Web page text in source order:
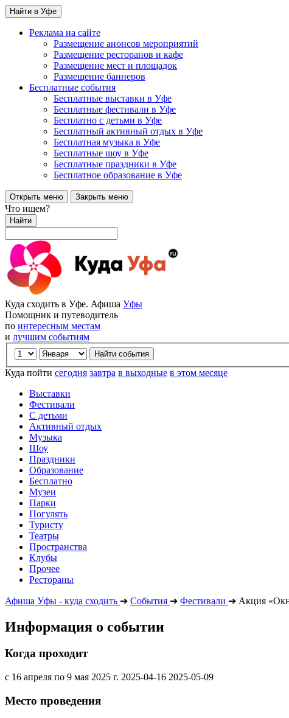
Найти в Уфе
Реклама на сайте
Размещение анонсов мероприятий
Размещение ресторанов и кафе
Размещение мест и площадок
Размещение баннеров
Бесплатные события
Бесплатные выставки в Уфе
Бесплатные фестивали в Уфе
Бесплатно с детьми в Уфе
Бесплатный активный отдых в Уфе
Бесплатная музыка в Уфе
Бесплатные шоу в Уфе
Бесплатные праздники в Уфе
Бесплатное образование в Уфе
Открыть меню Закрыть меню
Что ищем?
Найти
Куда сходить в Уфе. Афиша Уфы
Помощник и путеводитель
по интересным местам
и лучшим событиям
Куда пойти сегодня завтра в выходные в этом месяце
Выставки
Фестивали
С детьми
Активный отдых
Музыка
Шоу
Праздники
Образование
Бесплатно
Музеи
Парки
Погулять
Туристу
Театры
Пространства
Клубы
Прочее
Рестораны
Афиша Уфы - куда сходить ➔ События ➔ Фестивали ➔ Акция
Информация о событии
Когда проходит
с 16 апреля по 9 мая 2025 г. 2025-04-16 2025-05-09
Место проведения